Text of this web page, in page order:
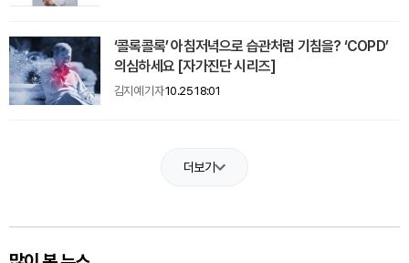
‘콜록콜록’ 아침저녁으로 습관처럼 기침을? ‘COPD’
의심하세요 [자가진단 시리즈]
김지예 기자10.25 18:01
더보기